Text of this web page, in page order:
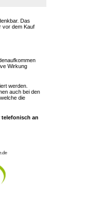
Das
vor dem Kauf
Wirkung
werden.
auch bei den
die
telefonisch an